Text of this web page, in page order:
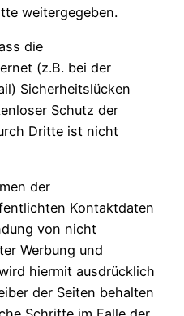
weitergegeben.
die
(z.B. bei der
Sicherheitslücken
Schutz der
Dritte ist nicht
der
Kontaktdaten
von nicht
Werbung und
hiermit ausdrücklich
der Seiten behalten